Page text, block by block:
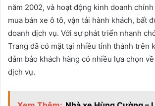
năm 2002, và hoạt động kinh doanh
mua bán xe ô tô, vận tải hành khách, bất
doanh dịch vụ. Với sự phát triển nhanh
Trang đã có mặt tại nhiều tỉnh thành trên
đảm bảo khách hàng có nhiều lựa chọn
dịch vụ.